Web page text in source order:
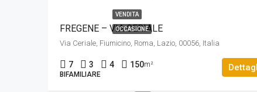
VENDITA
OCCASIONE
FREGENE – VIA CERIALE
Via Ceriale, Fiumicino, Roma, Lazio, 00056, Italia
7 3 4 150m²
BIFAMILIARE